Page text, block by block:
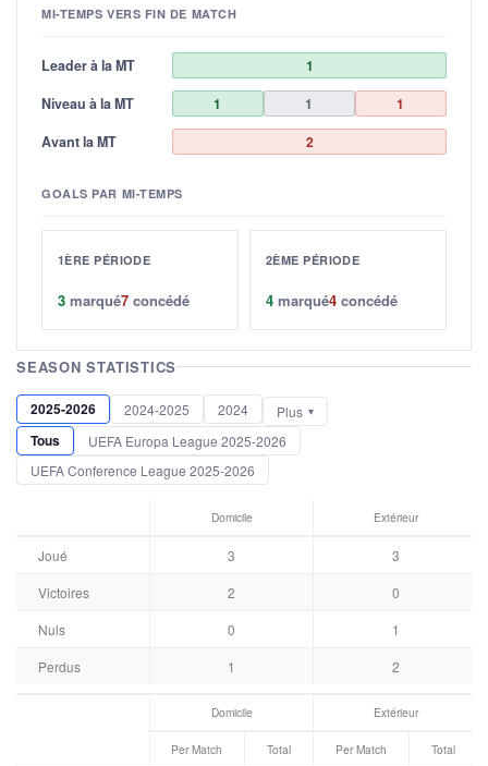
MI-TEMPS VERS FIN DE MATCH
Leader à la MT
1
Niveau à la MT
1 1
1
Avant la MT
2
GOALS PAR MI-TEMPS
1ÈRE PÉRIODE
3 marqué7 concédé
2ÈME PÉRIODE
4 marqué4 concédé
SEASON STATISTICS
2025-2026 2024-2025 2024 Plus
Tous
UEFA Europa League 2025-2026
UEFA Conference League 2025-2026
Domicile Extérieur
Joué 3
3
Victoires
2
0
Nuls
0
1
Perdus
1 2
Domicile Extérieur
Per Match Total Per Match Total